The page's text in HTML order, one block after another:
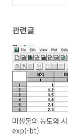
관련글
미생물의 농도와
exp(-bt)